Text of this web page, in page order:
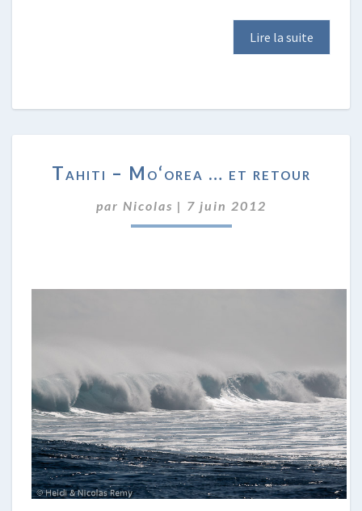
Lire la suite
–
…
ET
Tahiti – Mo‘orea … et retour
par Nicolas | 7 juin 2012